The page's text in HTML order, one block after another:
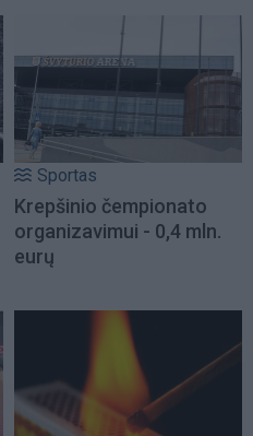
Sportas
Krepšinio čempionato
organizavimui - 0,4 mln.
eurų